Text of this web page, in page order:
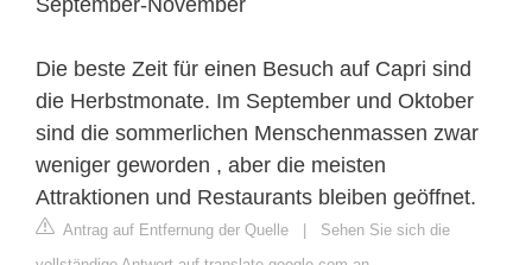
September-November
Die beste Zeit für einen Besuch auf Capri sind
die Herbstmonate. Im September und Oktober
sind die sommerlichen Menschenmassen zwar
weniger geworden , aber die meisten
Attraktionen und Restaurants bleiben geöffnet.
Antrag auf Entfernung der Quelle
Sehen Sie sich die